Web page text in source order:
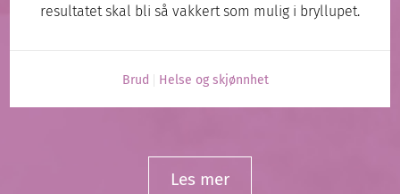
resultatet skal bli så vakkert som mulig i bryllupet.
Brud Helse og skjønnhet
Les mer